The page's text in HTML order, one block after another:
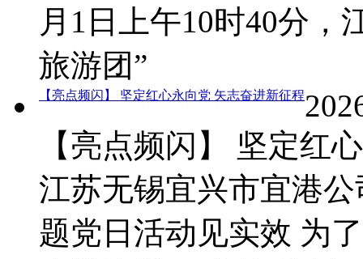
月1日上午10时40分，
旅游团”
【亮点频闪】 坚定红心永向党 矢志奋进新征程
【亮点频闪】 坚定红
江苏无锡宜兴市宜港
题党日活动见实效 为